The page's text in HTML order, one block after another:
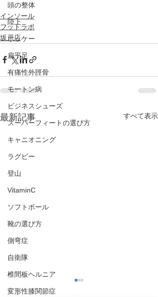
頭の整体
陸上
ホッケー
扁平足
有痛性外脛骨
モートン病
ビジネスシューズ
スーパーフィートの選び方
キャニオニング
ラグビー
登山
VitaminC
ソフトボール
靴の選び方
側弯症
自衛隊
椎間板ヘルニア
変形性膝関節症
インソール
フットラボ
坂戸店
最新記事 すべて表示